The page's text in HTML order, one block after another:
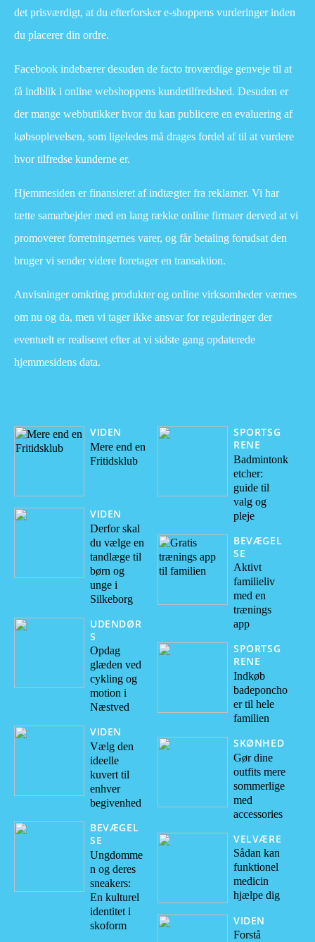
det prisværdigt, at du efterforsker e-shoppens vurderinger inden
du placerer din ordre.
Facebook indebærer desuden de facto troværdige genveje til at
få indblik i online webshoppens kundetilfredshed. Desuden er
der mange webbutikker hvor du kan publicere en evaluering af
købsoplevelsen, som ligeledes må drages fordel af til at vurdere
hvor tilfredse kunderne er.
Hjemmesiden er finansieret af indtægter fra reklamer. Vi har
tætte samarbejder med en lang række online firmaer derved at vi
promoverer forretningernes varer, og får betaling forudsat den
bruger vi sender videre foretager en transaktion.
Anvisninger omkring produkter og online virksomheder værnes
om nu og da, men vi tager ikke ansvar for reguleringer der
eventuelt er realiseret efter at vi sidste gang opdaterede
hjemmesidens data.
VIDEN
Mere end en
Fritidsklub
VIDEN
Derfor skal
du vælge en
tandlæge til
børn og
unge i
Silkeborg
UDENDØR
S
Opdag
glæden ved
cykling og
motion i
Næstved
VIDEN
Vælg den
ideelle
kuvert til
enhver
begivenhed
BEVÆGEL
SE
Ungdomme
n og deres
sneakers:
En kulturel
identitet i
skoform
SPORTSG
RENE
Badmintonk
etcher:
guide til
valg og
pleje
BEVÆGEL
SE
Aktivt
familieliv
med en
trænings
app
SPORTSG
RENE
Indkøb
badeponcho
er til hele
familien
SKØNHED
Gør dine
outfits mere
sommerlige
med
accessories
VELVÆRE
Sådan kan
funktionel
medicin
hjælpe dig
VIDEN
Forstå